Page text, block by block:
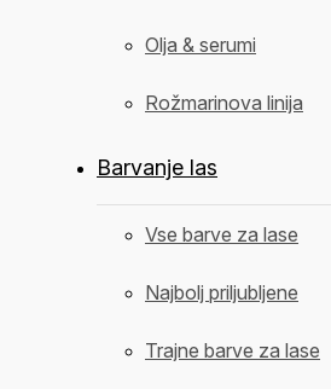
Olja & serumi
Rožmarinova linija
Barvanje las
Vse barve za lase
Najbolj priljubljene
Trajne barve za lase